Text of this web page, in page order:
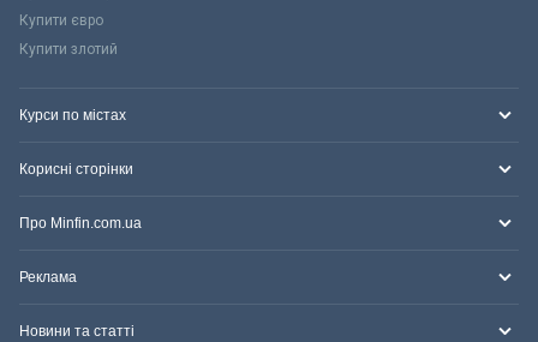
Купити євро
Купити злотий
Курси по містах
Корисні сторінки
Про Minfin.com.ua
Реклама
Новини та статті